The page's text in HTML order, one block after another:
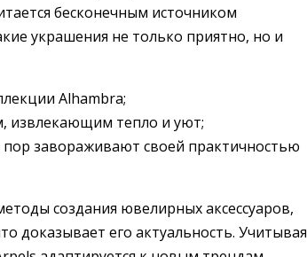
бесконечным источником
украшения не только приятно, но и
Alhambra;
извлекающим тепло и уют;
пор завораживают своей практичностью
создания ювелирных аксессуаров,
доказывает его актуальность. Учитывая